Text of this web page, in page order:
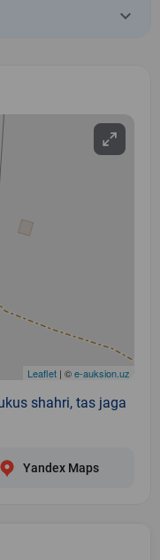
keyboard_arrow_down
Leaflet | ©e-auksion.uz
shahri, tas jaga
Yandex Maps